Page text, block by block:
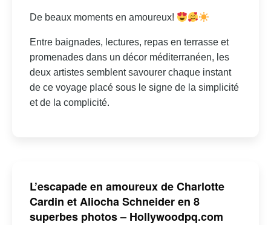
De beaux moments en amoureux!
Entre baignades, lectures, repas en terrasse et
promenades dans un décor méditerranéen, les
deux artistes semblent savourer chaque instant
de ce voyage placé sous le signe de la simplicité
et de la complicité.
L’escapade en amoureux de Charlotte
Cardin et Aliocha Schneider en 8
superbes photos – Hollywoodpq.com